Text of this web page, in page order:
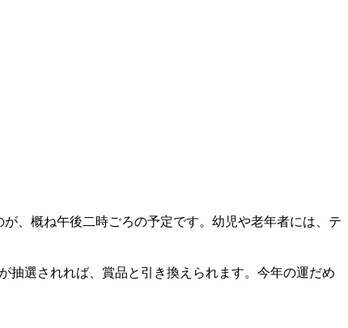
、概ね午後二時ごろの予定です。幼児や老年者には、テ
抽選されれば、賞品と引き換えられます。今年の運だめ